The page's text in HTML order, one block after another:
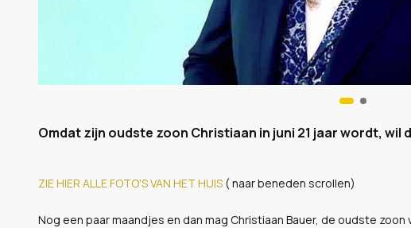
Omdat zijn oudste zoon Christiaan in juni 21 jaar wordt,
ZIE HIER ALLE FOTO'S VAN HET HUIS ( naar beneden scrollen)
Nog een paar maandjes en dan mag Christiaan Bauer, de oudste